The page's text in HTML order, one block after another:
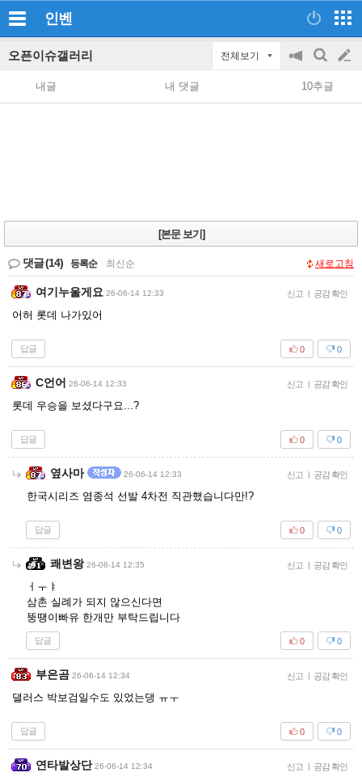
인벤
오픈이슈갤러리 전체보기
공
지
on/off
검
색
글
쓰
내글 내 댓글 10추글
[본문 보기]
댓글(14) 등록순 최신순 새로고침
여기누울게요 26-06-14 12:33 신고 | 공감 확인
어허 롯데 나가있어
답글 0
0
C언어 26-06-14 12:33 신고 | 공감 확인
롯데 우승을 보셨다구요...?
답글 0
0
옆사마 26-06-14 12:33 신고 | 공감 확인
한국시리즈 염종석 선발 4차전 직관했습니다만!?
답글 0
0
쾌변왕 26-06-14 12:35 신고 | 공감 확인
ㅓㅜㅑ
삼촌 실례가 되지 않으신다면
뚱땡이빠유 한개만 부탁드립니다
답글 0
0
부은곰 26-06-14 12:34 신고 | 공감 확인
댈러스 박보검일수도 있었는댕 ㅠㅜ
답글 0
0
연타발상단 26-06-14 12:34 신고 | 공감 확인